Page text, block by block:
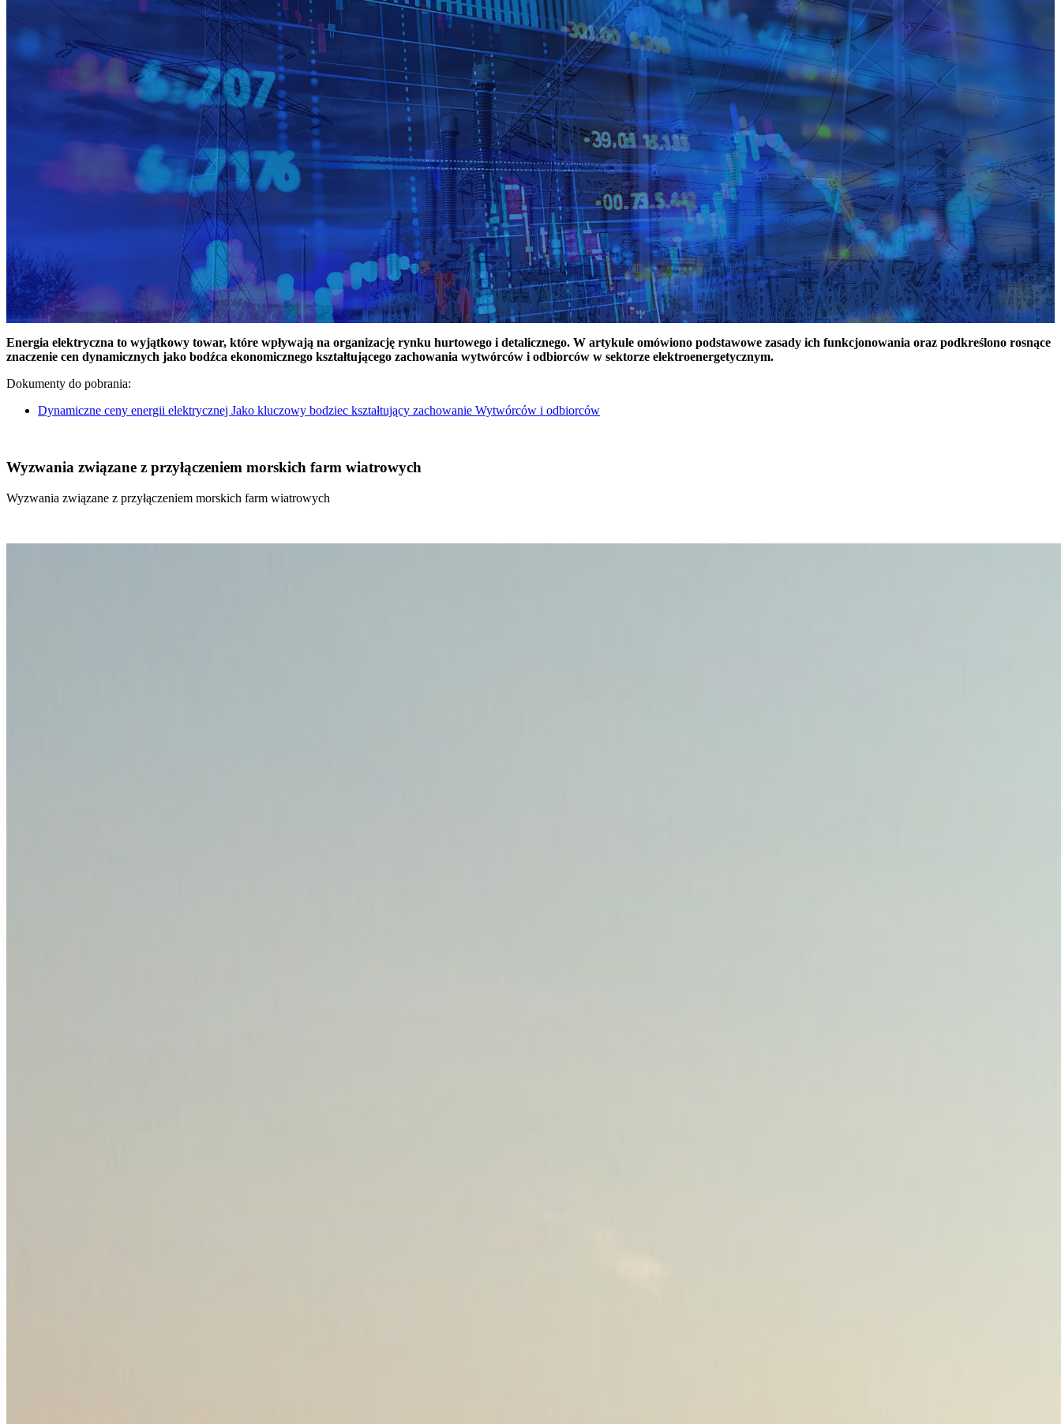
Energia elektryczna to wyjątkowy towar, które wpływają na organizację rynku hurtowego i detalicznego. W artykule omówiono podstawowe zasady ich funkcjonowania oraz podkreślono rosnące
znaczenie cen dynamicznych jako bodźca ekonomicznego kształtującego zachowania wytwórców i odbiorców w sektorze elektroenergetycznym.
Dokumenty do pobrania:
Dynamiczne ceny energii elektrycznej Jako kluczowy bodziec kształtujący zachowanie Wytwórców i odbiorców
Wyzwania związane z przyłączeniem morskich farm wiatrowych
Wyzwania związane z przyłączeniem morskich farm wiatrowych